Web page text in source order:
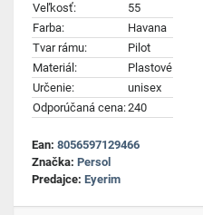
Veľkosť:
55
Farba:
Havana
Tvar rámu:
Pilot
Materiál:
Plastové
Určenie:
unisex
Odporúčaná cena:240
Ean: 8056597129466
Značka: Persol
Predajce: Eyerim